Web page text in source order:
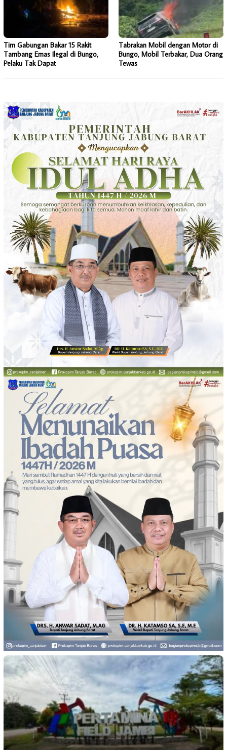
Tim Gabungan Bakar 15 Rakit
Tambang Emas Ilegal di Bungo,
Pelaku Tak Dapat
Tabrakan Mobil dengan Motor di
Bungo, Mobil Terbakar, Dua Orang
Tewas